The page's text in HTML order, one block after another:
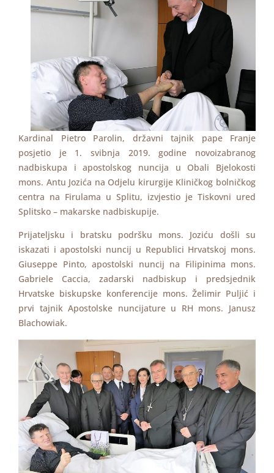
Kardinal Pietro Parolin, državni tajnik pape Franje
posjetio je 1. svibnja 2019. godine novoizabranog
nadbiskupa i apostolskog nuncija u Obali Bjelokosti
mons. Antu Jozića na Odjelu kirurgije Kliničkog bolničkog
centra na Firulama u Splitu, izvjestio je Tiskovni ured
Splitsko – makarske nadbiskupije.
Prijateljsku i bratsku podršku mons. Joziću došli su
iskazati i apostolski nuncij u Republici Hrvatskoj mons.
Giuseppe Pinto, apostolski nuncij na Filipinima mons.
Gabriele Caccia, zadarski nadbiskup i predsjednik
Hrvatske biskupske konferencije mons. Želimir Puljić i
prvi tajnik Apostolske nuncijature u RH mons. Janusz
Blachowiak.